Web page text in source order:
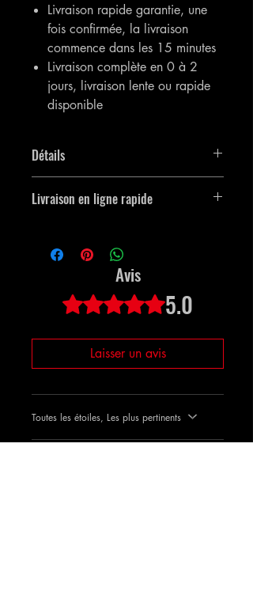
Livraison rapide garantie, une
fois confirmée, la livraison
commence dans les 15 minutes
Livraison complète en 0 à 2
jours, livraison lente ou rapide
disponible
Détails
abonnés Instagram.
Livraison en ligne rapide
la commande sera livrée juste après son
achèvement.
Avis
Noté 5 sur 5. 5.0
Laisser un avis
Toutes les étoiles, Les plus pertinents